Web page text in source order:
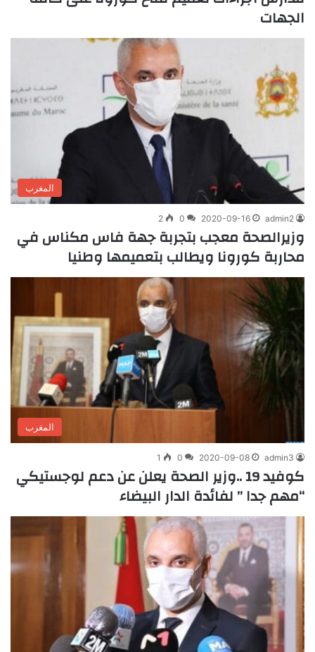
الجهات
المغرب
admin2
2020-09-16
0
2
وزيرالصحة معجب بتجربة جهة فاس مكناس في
محاربة كورونا ويطالب بتعميمها وطنيا
المغرب
admin3
2020-09-08
0
1
كوفيد 19 ..وزير الصحة يعلن عن دعم لوجستيكي
“مهم جدا ” لفائدة الدار البيضاء